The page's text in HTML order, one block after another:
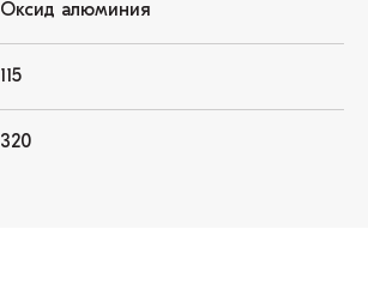
Оксид алюминия
115
320